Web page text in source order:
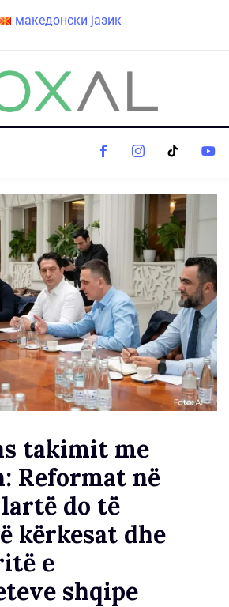
македонски јазик
takimit me
Reformat në
do të
kërkesat dhe
e
shqipe